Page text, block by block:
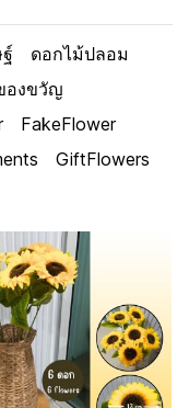
ดอกไม้ปลอม
องขวัญ
FakeFlower
GiftFlowers